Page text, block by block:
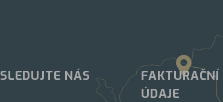
SLEDUJTE NÁS
FAKTURAČNÍ
ÚDAJE